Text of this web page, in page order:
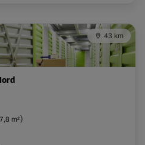
43 km
7,8 m²)